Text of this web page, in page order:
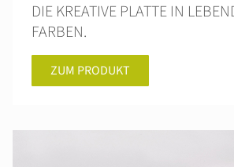
DIE KREATIVE PLATTE IN
FARBEN.
ZUM PRODUKT